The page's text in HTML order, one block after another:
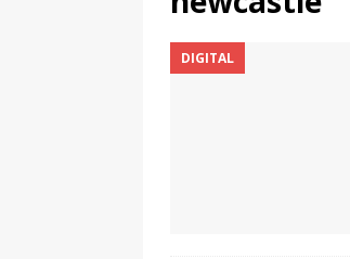
DIGITAL